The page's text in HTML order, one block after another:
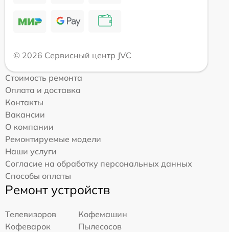
© 2026 Сервисный центр JVC
Стоимость ремонта
Оплата и доставка
Контакты
Вакансии
О компании
Ремонтируемые модели
Наши услуги
Согласие на обработку персональных данных
Способы оплаты
Ремонт устройств
Телевизоров
Кофемашин
Кофеварок
Пылесосов